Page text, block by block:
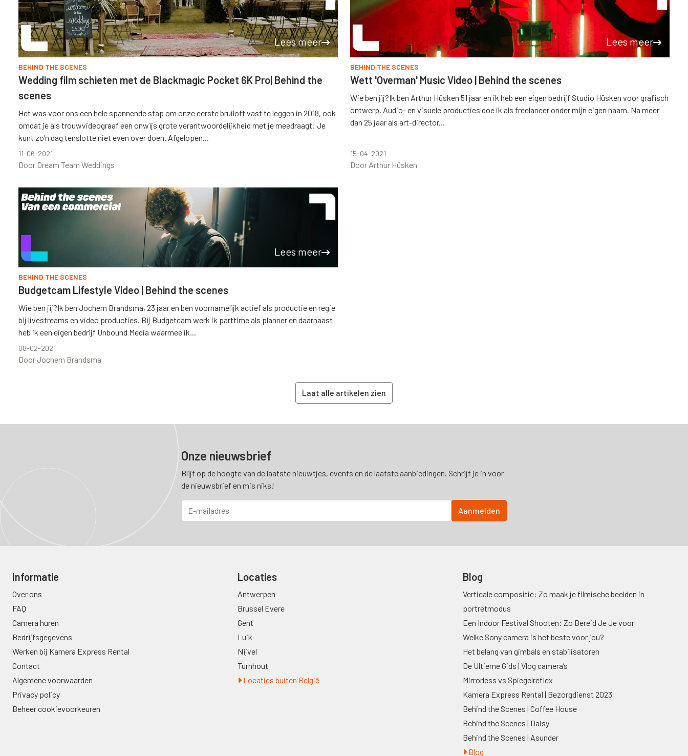
Lees meer
BEHIND THE SCENES
Wedding film schieten met de Blackmagic Pocket 6K Pro| Behind the
scenes
Het was voor ons een hele spannende stap om onze eerste bruiloft vast te leggen in 2018, ook
omdat je als trouwvideograaf een onwijs grote verantwoordelijkheid met je meedraagt! Je
kunt zo’n dag tenslotte niet even over doen. Afgelopen...
11-06-2021
Door Dream Team Weddings
Lees meer
BEHIND THE SCENES
Wett 'Overman' Music Video | Behind the scenes
Wie ben jij?Ik ben Arthur Hüsken 51 jaar en ik heb een eigen bedrijf Studio Hüsken voor grafisch
ontwerp. Audio- en visuele producties doe ik als freelancer onder mijn eigen naam. Na meer
dan 25 jaar als art-director...
15-04-2021
Door Arthur Hüsken
Lees meer
BEHIND THE SCENES
Budgetcam Lifestyle Video | Behind the scenes
Wie ben jij?Ik ben Jochem Brandsma, 23 jaar en ben voornamelijk actief als productie en regie
bij livestreams en video producties. Bij Budgetcam werk ik parttime als planner en daarnaast
heb ik een eigen bedrijf Unbound Media waarmee ik...
08-02-2021
Door Jochem Brandsma
Laat alle artikelen zien
Onze nieuwsbrief
Blijf op de hoogte van de laatste nieuwtjes, events en de laatste aanbiedingen. Schrijf je in voor
de nieuwsbrief en mis niks!
Informatie
Over ons
FAQ
Camera huren
Bedrijfsgegevens
Werken bij Kamera Express Rental
Contact
Algemene voorwaarden
Privacy policy
Beheer cookievoorkeuren
Locaties
Antwerpen
Brussel Evere
Gent
Luik
Nijvel
Turnhout
Locaties buiten België
Blog
Verticale compositie: Zo maak je filmische beelden in
portretmodus
Een Indoor Festival Shooten: Zo Bereid Je Je voor
Welke Sony camera is het beste voor jou?
Het belang van gimbals en stabilisatoren
De Ultieme Gids | Vlog camera’s
Mirrorless vs Spiegelreflex
Kamera Express Rental | Bezorgdienst 2023
Behind the Scenes | Coffee House
Behind the Scenes | Daisy
Behind the Scenes | Asunder
Blog